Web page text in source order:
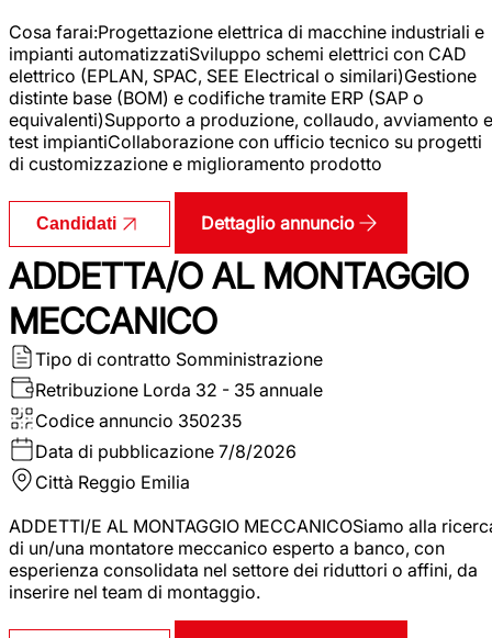
Cosa farai:Progettazione elettrica di macchine industriali e
impianti automatizzatiSviluppo schemi elettrici con CAD
elettrico (EPLAN, SPAC, SEE Electrical o similari)Gestione
distinte base (BOM) e codifiche tramite ERP (SAP o
equivalenti)Supporto a produzione, collaudo, avviamento e
test impiantiCollaborazione con ufficio tecnico su progetti
di customizzazione e miglioramento prodotto
Candidati Dettaglio annuncio
ADDETTA/O AL MONTAGGIO
MECCANICO
Tipo di contratto Somministrazione
Retribuzione Lorda 32 - 35 annuale
Codice annuncio 350235
Data di pubblicazione 7/8/2026
Città Reggio Emilia
ADDETTI/E AL MONTAGGIO MECCANICOSiamo alla
di un/una montatore meccanico esperto a banco, con
esperienza consolidata nel settore dei riduttori o affini, da
inserire nel team di montaggio.